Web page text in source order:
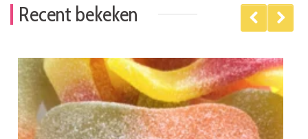
Recent bekeken